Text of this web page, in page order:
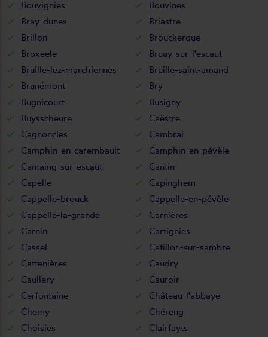
Bouvignies
Bouvines
Bray-dunes
Briastre
Brillon
Brouckerque
Broxeele
Bruay-sur-l'escaut
Bruille-lez-marchiennes
Bruille-saint-amand
Brunémont
Bry
Bugnicourt
Busigny
Buysscheure
Caëstre
Cagnoncles
Cambrai
Camphin-en-carembault
Camphin-en-pévèle
Cantaing-sur-escaut
Cantin
Capelle
Capinghem
Cappelle-brouck
Cappelle-en-pévèle
Cappelle-la-grande
Carnières
Carnin
Cartignies
Cassel
Catillon-sur-sambre
Cattenières
Caudry
Caullery
Cauroir
Cerfontaine
Château-l'abbaye
Chemy
Chéreng
Choisies
Clairfayts